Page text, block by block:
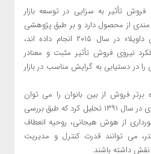
تأثیر به سزایی در توسعه بازار
از محصول دارد و بر طبق پژوهشی
که «روسندو ربوس» و «مارتین داویلا» در سال ۲۰۱۵ انجام داده اند،
نیروی فروش تأثیر مثبت و معنادر
در دستیابی به گرایش مناسب در بازار
برتر فروش از بین بانوان را می توان
مطابق با پژوهش مجیدی قهرودی در سال ۱۳۹۱ تحلیل کرد که طبق بررسی
از هوش هیجانی، روحیه انعطاف
می توانند قدرت کنترل و مدیریت
نقش داشته باشند.